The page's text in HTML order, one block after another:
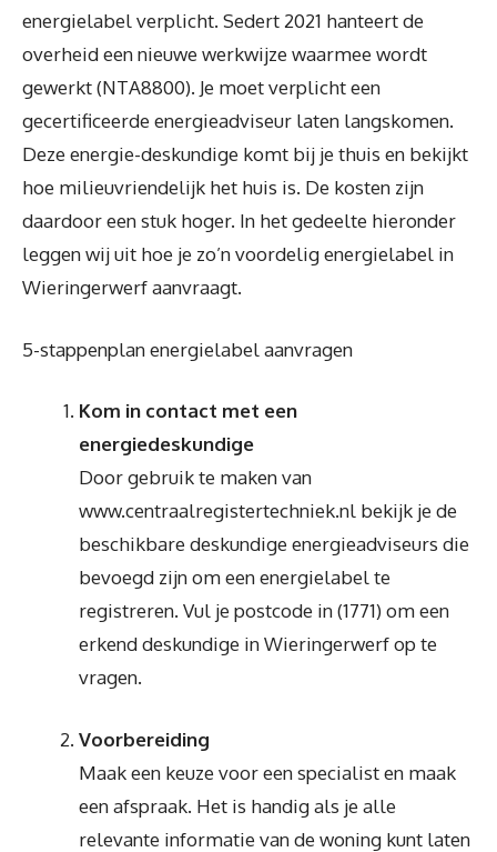
energielabel verplicht. Sedert 2021 hanteert de
overheid een nieuwe werkwijze waarmee wordt
gewerkt (NTA8800). Je moet verplicht een
gecertificeerde energieadviseur laten langskomen.
Deze energie-deskundige komt bij je thuis en bekijkt
hoe milieuvriendelijk het huis is. De kosten zijn
daardoor een stuk hoger. In het gedeelte hieronder
leggen wij uit hoe je zo’n voordelig energielabel in
Wieringerwerf aanvraagt.
5-stappenplan energielabel aanvragen
Kom in contact met een
energiedeskundige
Door gebruik te maken van
www.centraalregistertechniek.nl bekijk je de
beschikbare deskundige energieadviseurs die
bevoegd zijn om een energielabel te
registreren. Vul je postcode in (1771) om een
erkend deskundige in Wieringerwerf op te
vragen.
Voorbereiding
Maak een keuze voor een specialist en maak
een afspraak. Het is handig als je alle
relevante informatie van de woning kunt laten